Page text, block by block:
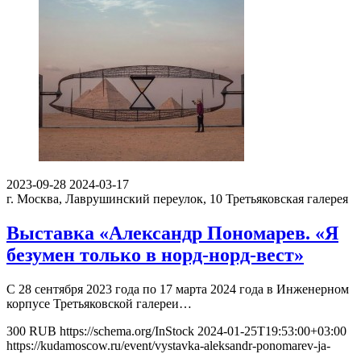
2023-09-28 2024-03-17
г. Москва, Лаврушинский переулок, 10 Третьяковская галерея
Выставка «Александр Пономарев. «Я
безумен только в норд-норд-вест»
С 28 сентября 2023 года по 17 марта 2024 года в Инженерном
корпусе Третьяковской галереи…
300 RUB https://schema.org/InStock 2024-01-25T19:53:00+03:00
https://kudamoscow.ru/event/vystavka-aleksandr-ponomarev-ja-